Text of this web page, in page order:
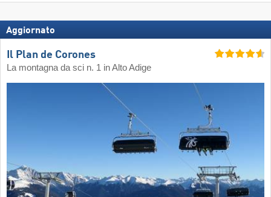
Aggiornato
Il Plan de Corones
La montagna da sci n. 1 in Alto Adige